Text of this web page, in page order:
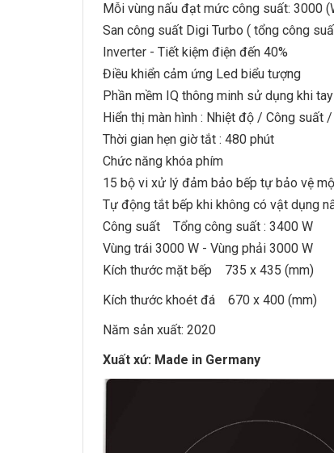
Mỗi vùng nấu đạt mức công suất: 3000
San công suất Digi Turbo ( tổng công
Inverter - Tiết kiệm điện đến 40%
Điều khiển cảm ứng Led biểu tượng
Phần mềm IQ thông minh sử dụng khi
Hiển thị màn hình : Nhiệt độ / Công suất
Thời gian hẹn giờ tắt : 480 phút
Chức năng khóa phím
15 bộ vi xử lý đảm bảo bếp tự bảo vệ
Tự động tắt bếp khi không có vật dụng
Công suất Tổng công suất : 3400 W
Vùng trái 3000 W - Vùng phải 3000 W
Kích thước mặt bếp 735 x 435 (mm)
Kích thước khoét đá 670 x 400 (mm)
Năm sản xuất: 2020
Xuất xứ: Made in Germany